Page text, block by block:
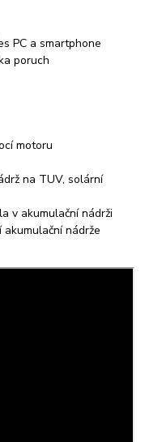
PC a smartphone
poruch
motoru
na TUV, solární
v akumulační nádrži
nádrže